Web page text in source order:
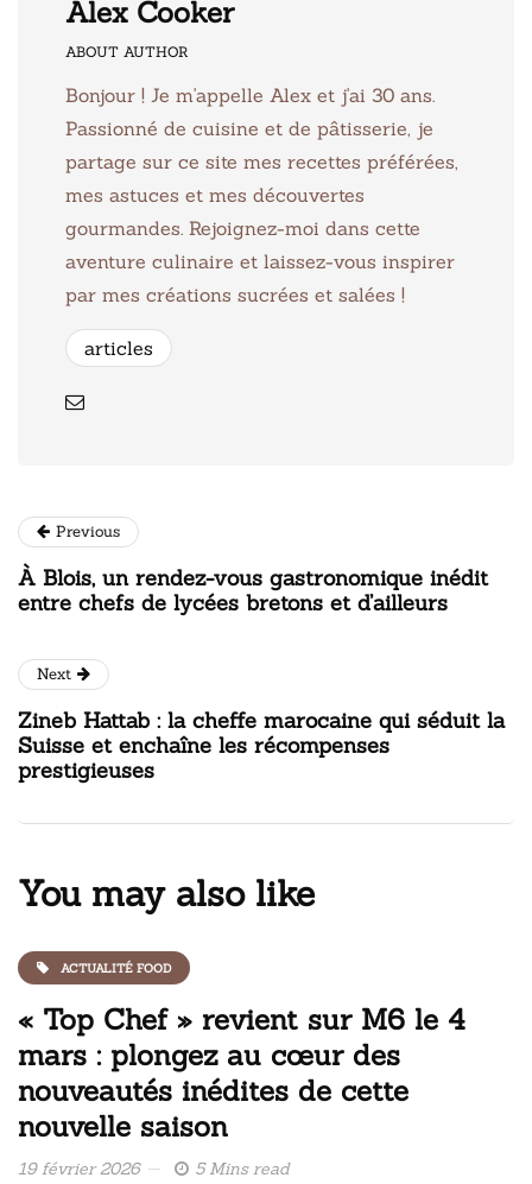
Alex Cooker
ABOUT AUTHOR
Bonjour ! Je m'appelle Alex et j'ai 30 ans.
Passionné de cuisine et de pâtisserie, je
partage sur ce site mes recettes préférées,
mes astuces et mes découvertes
gourmandes. Rejoignez-moi dans cette
aventure culinaire et laissez-vous inspirer
par mes créations sucrées et salées !
articles
Previous
À Blois, un rendez-vous gastronomique inédit
entre chefs de lycées bretons et d’ailleurs
Next
Zineb Hattab : la cheffe marocaine qui séduit la
Suisse et enchaîne les récompenses
prestigieuses
You may also like
ACTUALITÉ FOOD
« Top Chef » revient sur M6 le 4
mars : plongez au cœur des
nouveautés inédites de cette
nouvelle saison
19 février 2026 5 Mins read